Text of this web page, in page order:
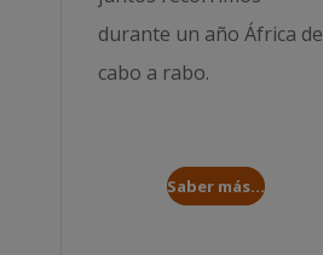
durante un añoÁfrica de
cabo a rabo.
Saber más...